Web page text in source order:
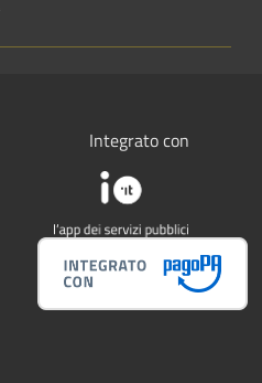
Integrato con